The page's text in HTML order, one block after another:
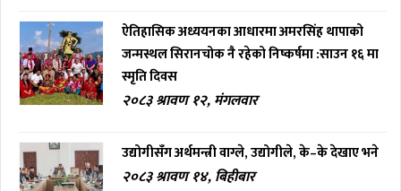
ऐतिहासिक अध्ययनका आधारमा अमरसिंह थापाको
जन्मस्थल सिरानचोक नै रहेको निष्कर्षमा :साउन १६ मा
स्मृति दिवस
२०८३ श्रावण १२, मंगलवार
उद्योगीसँग अर्थमन्त्री वाग्ले, उद्योगीले, के–के देखाए भने
२०८३ श्रावण १४, बिहीबार